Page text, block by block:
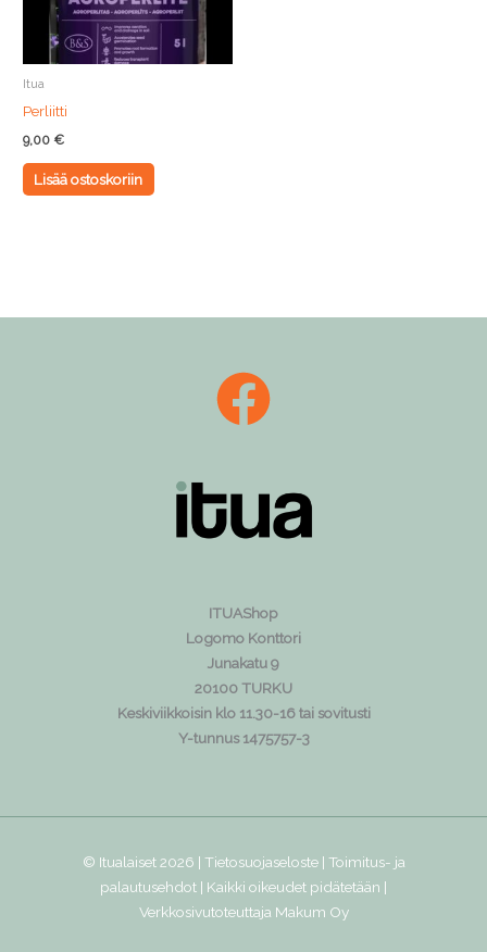
Itua
Perliitti
9,00 €
Lisää ostoskoriin
ITUAShop
Logomo Konttori
Junakatu 9
20100 TURKU
Keskiviikkoisin klo 11.30-16 tai sovitusti
Y-tunnus 1475757-3
© Itualaiset 2026 | Tietosuojaseloste| Toimitus- ja
palautusehdot | Kaikki oikeudet pidätetään |
Verkkosivutoteuttaja Makum Oy